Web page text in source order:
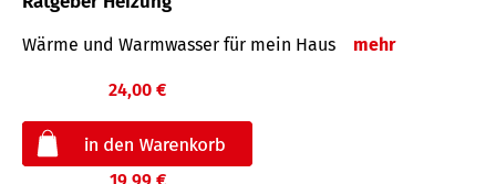
Wärme und Warmwasser für mein Haus mehr
24,00 €